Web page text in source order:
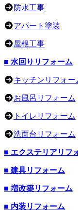
防水工事
アパート塗装
屋根工事
■ 水回りリフォーム
キッチンリフォー
お風呂リフォーム
トイレリフォーム
洗面台リフォーム
■ エクステリアリフ
■ 建具リフォーム
■ 増改築リフォーム
■ 内装リフォーム